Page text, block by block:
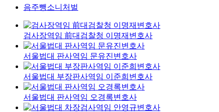
음주뺑소니처벌
검사장역임 前대검찰청 이명재변호사
서울법대 판사역임 문유진변호사
서울법대 부장판사역임 이준희변호사
서울법대 판사역임 오경록변호사